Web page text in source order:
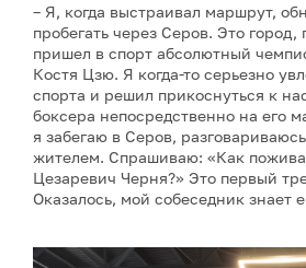
– Я, когда выстраивал маршрут,
пробегать через Серов. Это город,
пришел в спорт абсолютный
Костя Цзю. Я когда-то серьезно
спорта и решил прикоснуться к
боксера непосредственно на его
я забегаю в Серов,
жителем. Спрашиваю: «Как
Цезаревич Черня?» Это первый
Оказалось, мой собеседник знает